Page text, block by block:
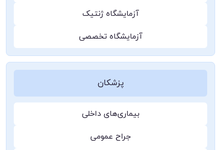
آزمایشگاه ژنتیک
آزمایشگاه تخصصی
پزشکان
بیماری‌های داخلی
جراح عمومی